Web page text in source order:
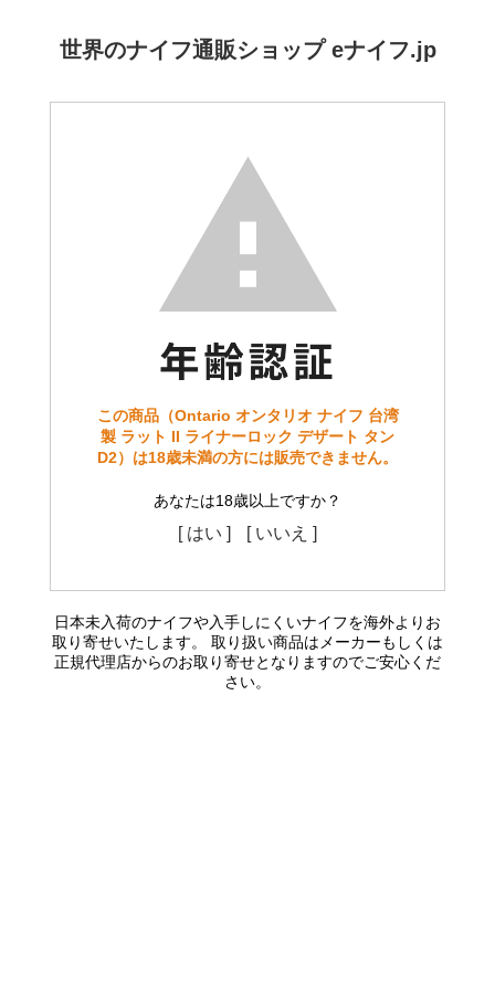
世界のナイフ通販ショップ eナイフ.jp
この商品（Ontario オンタリオ ナイフ 台湾
製 ラット II ライナーロック デザート タン
D2）は18歳未満の方には販売できません。
あなたは18歳以上ですか？
[ はい ] [ いいえ ]
日本未入荷のナイフや入手しにくいナイフを海外よりお
取り寄せいたします。 取り扱い商品はメーカーもしくは
正規代理店からのお取り寄せとなりますのでご安心くだ
さい。